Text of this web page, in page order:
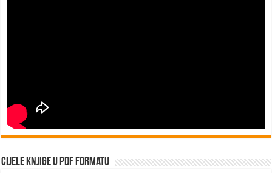
Cijele knjige u PDF formatu